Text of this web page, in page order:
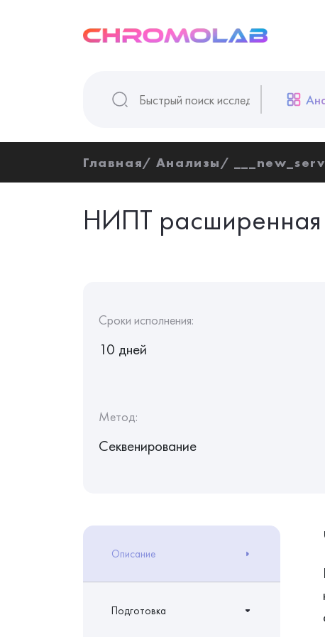
Главная Анализы
НИПТ расширенная
Сроки исполнения:
10 дней
Метод:
Секвенирование
Описание
Подготовка